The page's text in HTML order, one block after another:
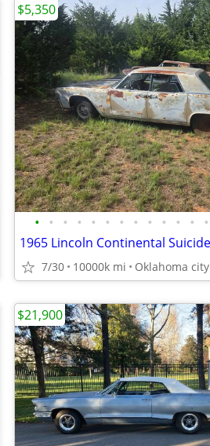
• • • • • • • • • • • • •
7/30 10000k mi Oklahoma city
$5,350
$21,900